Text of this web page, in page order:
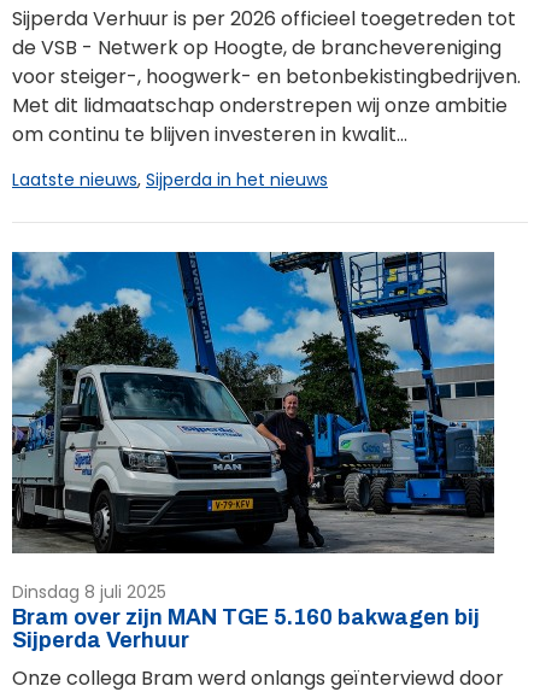
Sijperda Verhuur is per 2026 officieel toegetreden tot
de VSB - Netwerk op Hoogte, de branchevereniging
voor steiger-, hoogwerk- en betonbekistingbedrijven.
Met dit lidmaatschap onderstrepen wij onze ambitie
om continu te blijven investeren in kwalit...
Laatste nieuws, Sijperda in het nieuws
Dinsdag 8 juli 2025
Bram over zijn MAN TGE 5.160 bakwagen bij
Sijperda Verhuur
Onze collega Bram werd onlangs geïnterviewd door